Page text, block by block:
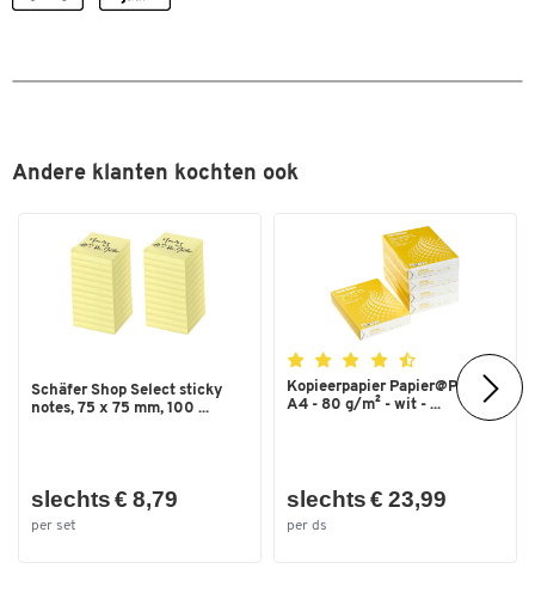
Breedte (mm)
Andere klanten kochten ook
Schäfer Shop Select sticky
notes, 75 x 75 mm, 100 ...
slechts € 8,79
per set
Kopieerpapier Papier@Print -
A4 - 80 g/m² - wit - ...
slechts € 23,99
per ds
Dubbelklik om in te zoomen